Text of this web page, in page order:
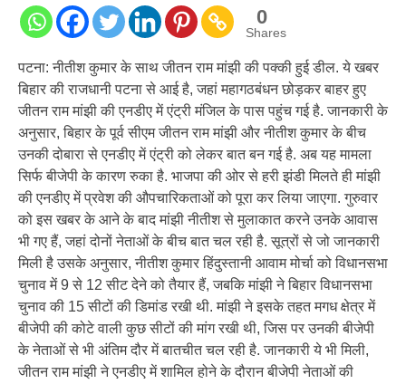
0
Shares
पटना: नीतीश कुमार के साथ जीतन राम मांझी की पक्की हुई डील. ये खबर
बिहार की राजधानी पटना से आई है, जहां महागठबंधन छोड़कर बाहर हुए
जीतन राम मांझी की एनडीए में एंट्री मंजिल के पास पहुंच गई है. जानकारी के
अनुसार, बिहार के पूर्व सीएम जीतन राम मांझी और नीतीश कुमार के बीच
उनकी दोबारा से एनडीए में एंट्री को लेकर बात बन गई है. अब यह मामला
सिर्फ बीजेपी के कारण रुका है. भाजपा की ओर से हरी झंडी मिलते ही मांझी
की एनडीए में प्रवेश की औपचारिकताओं को पूरा कर लिया जाएगा. गुरुवार
को इस खबर के आने के बाद मांझी नीतीश से मुलाकात करने उनके आवास
भी गए हैं, जहां दोनों नेताओं के बीच बात चल रही है. सूत्रों से जो जानकारी
मिली है उसके अनुसार, नीतीश कुमार हिंदुस्तानी आवाम मोर्चा को विधानसभा
चुनाव में 9 से 12 सीट देने को तैयार हैं, जबकि मांझी ने बिहार विधानसभा
चुनाव की 15 सीटों की डिमांड रखी थी. मांझी ने इसके तहत मगध क्षेत्र में
बीजेपी की कोटे वाली कुछ सीटों की मांग रखी थी, जिस पर उनकी बीजेपी
के नेताओं से भी अंतिम दौर में बातचीत चल रही है. जानकारी ये भी मिली,
जीतन राम मांझी ने एनडीए में शामिल होने के दौरान बीजेपी नेताओं की